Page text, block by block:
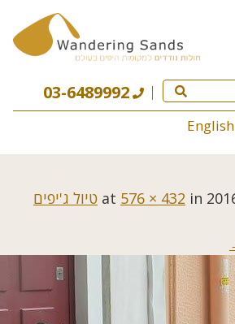
03-6489992
English
576 × 432 in
טיול ג'יפים